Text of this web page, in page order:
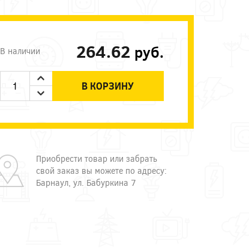
В наличии 264.62 руб.
В КОРЗИНУ
Приобрести товар или забрать
свой заказ вы можете по адресу:
Барнаул, ул. Бабуркина 7